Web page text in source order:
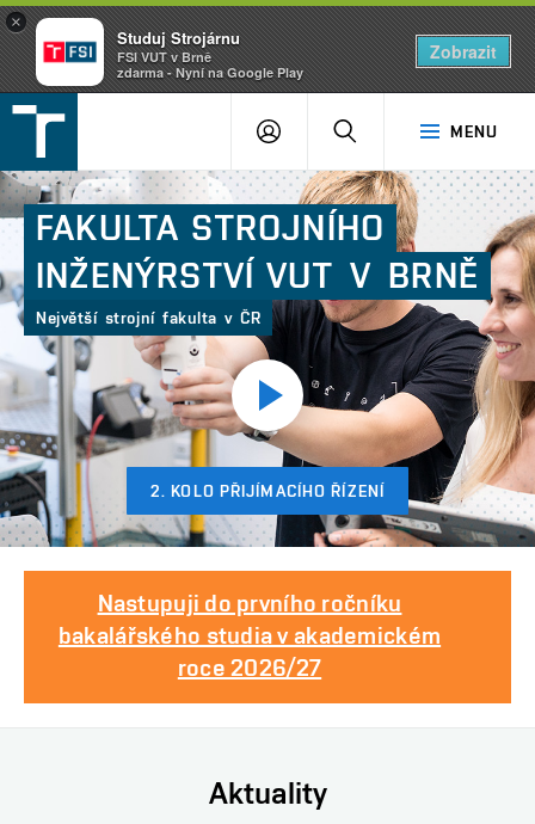
v
Brně
MENU
PŘIHLÁŠENÍ
FAKULTA STROJNÍHO
INŽENÝRSTVÍ VUT V BRNĚ
Největší strojní fakulta v ČR
Přehrát
video
2. KOLO PŘIJÍMACÍHO ŘÍZENÍ
Nastupuji do prvního ročníku
bakalářského studia v akademickém
roce 2026/27
Aktuality
×
Studuj Strojárnu
FSI VUT v Brně
zdarma - Nyní na Google Play
Zobrazit